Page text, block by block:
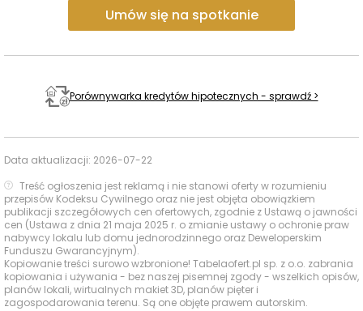
Umów się na spotkanie
Porównywarka kredytów hipotecznych - sprawdź >
Data aktualizacji: 2026-07-22
Treść ogłoszenia jest reklamą i nie stanowi oferty w rozumieniu
przepisów Kodeksu Cywilnego oraz nie jest objęta obowiązkiem
publikacji szczegółowych cen ofertowych, zgodnie z Ustawą o jawności
cen (Ustawa z dnia 21 maja 2025 r. o zmianie ustawy o ochronie praw
nabywcy lokalu lub domu jednorodzinnego oraz Deweloperskim
Funduszu Gwarancyjnym).
Kopiowanie treści surowo wzbronione! Tabelaofert.pl sp. z o.o. zabrania
kopiowania i używania - bez naszej pisemnej zgody - wszelkich opisów,
planów lokali, wirtualnych makiet 3D, planów pięter i
zagospodarowania terenu. Są one objęte prawem autorskim.